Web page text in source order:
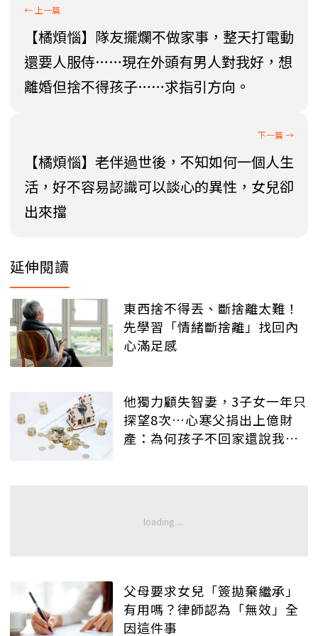
【橘煩惱】隊友擺爛不做家事，整天打電動
還要人服侍……現在外頭有男人對我好，想
離婚但捨不得孩子……求指引方向。
【橘煩惱】老伴過世後，不知如何一個人生
活，好不容易認識可以談心的異性，女兒卻
出來擋
延伸閱讀
東西捨不得丟、斷捨離太難！
先學習「情緒斷捨離」找回內
心滿足感
他獨力顧失智妻，3子女一年只
探望8次…心寒父捐出上億財
產：為何孩子不回家還說我
父母要求女兒「簽拋棄繼承」
有用嗎？律師認為「無效」全
因這件事